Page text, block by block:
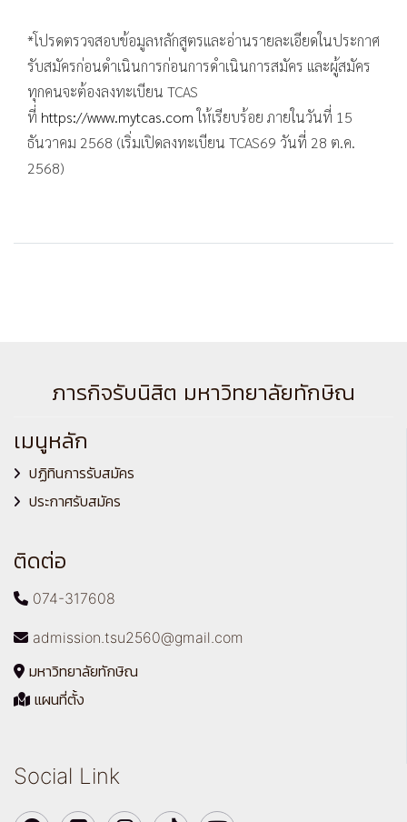
*โปรดตรวจสอบข้อมูลหลักสูตรและอ่านรายละเอียดในประกาศ
รับสมัครก่อนดำเนินการก่อนการดำเนินการสมัคร และผู้สมัคร
ทุกคนจะต้องลงทะเบียน TCAS
ที่ https://www.mytcas.comให้เรียบร้อย ภายในวันที่ 15
ธันวาคม 2568 (เริ่มเปิดลงทะเบียน TCAS69 วันที่ 28 ต.ค.
2568)
ภารกิจรับนิสิต มหาวิทยาลัยทักษิณ
เมนูหลัก
ปฏิทินการรับสมัคร
ประกาศรับสมัคร
ติดต่อ
074-317608
admission.tsu2560@gmail.com
มหาวิทยาลัยทักษิณ
แผนที่ตั้ง
Social Link